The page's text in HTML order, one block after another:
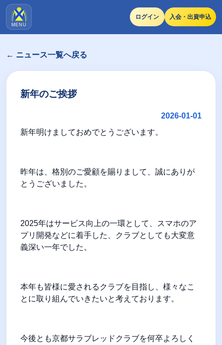
MENU
ログイン 入会・出資申込
← ニュース一覧へ戻る
新年のご挨拶
2026-01-01
新年明けましておめでとうございます。
昨年は、格別のご愛顧を賜りまして、誠にありが
とうございました。
2025年はサービス向上の一環として、スマホのア
プリ開発などに着手した、クラブとしても大変意
義深い一年でした。
本年も皆様に愛されるクラブを目指し、様々なこ
とに取り組んでいきたいと考えております。
今後とも京都サラブレッドクラブを何卒よろしく